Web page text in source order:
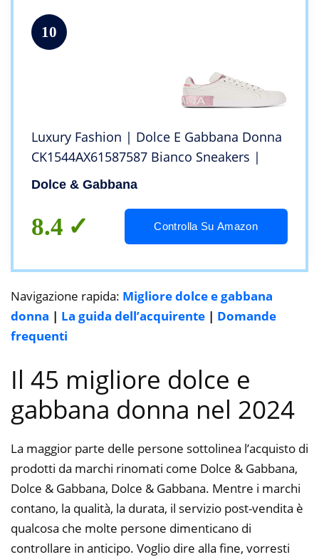
10
Luxury Fashion | Dolce E Gabbana Donna
CK1544AX61587587 Bianco Sneakers |
Dolce & Gabbana
8.4 Controlla Su Amazon
Navigazione rapida: Migliore dolce e gabbana
donna | La guida dell’acquirente | Domande
frequenti
Il 45 migliore dolce e
gabbana donna nel 2024
La maggior parte delle persone sottolinea l’acquisto di
prodotti da marchi rinomati come Dolce & Gabbana,
Dolce & Gabbana, Dolce & Gabbana. Mentre i marchi
contano, la qualità, la durata, il servizio post-vendita è
qualcosa che molte persone dimenticano di
controllare in anticipo. Voglio dire alla fine, vorresti